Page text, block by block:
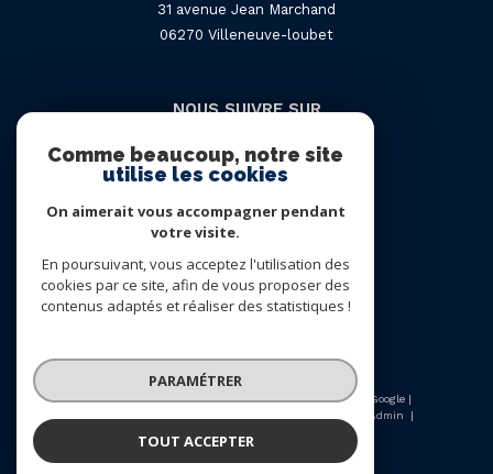
31 avenue Jean Marchand
06270
villeneuve-loubet
NOUS SUIVRE SUR
Adhérents
© 2026 | Tous droits réservés | Traduction powered by Google |
Admin
Cookies
Comme beaucoup, notre site
utilise les cookies
On aimerait vous accompagner pendant
votre visite.
En poursuivant, vous acceptez l'utilisation des
cookies par ce site, afin de vous proposer des
contenus adaptés et réaliser des statistiques !
PARAMÉTRER
TOUT ACCEPTER